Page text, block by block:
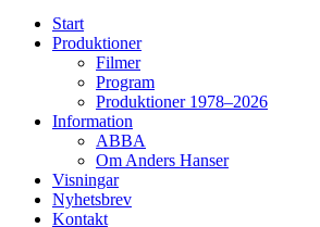
Start
Produktioner
Filmer
Program
Produktioner 1978–2026
Information
ABBA
Om Anders Hanser
Visningar
Nyhetsbrev
Kontakt